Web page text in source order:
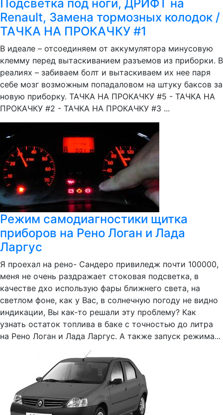
Подсветка под ноги, ДРИФТ на
Renault, Замена тормозных колодок /
ТАЧКА НА ПРОКАЧКУ #1
В идеале – отсоединяем от аккумулятора минусовую
клемму перед вытаскиванием разъемов из приборки. В
реалиях – забиваем болт и вытаскиваем их нее паря
себе мозг возможным попадаловом на штуку баксов за
новую приборку. ТАЧКА НА ПРОКАЧКУ #5 - ТАЧКА НА
ПРОКАЧКУ #2 - ТАЧКА НА ПРОКАЧКУ #3 ...
Режим самодиагностики щитка
приборов на Рено Логан и Лада
Ларгус
Я проехал на рено- Сандеро привиледж почти 100000,
меня не очень раздражает стоковая подсветка, в
качестве дхо использую фары ближнего света, на
светлом фоне, как у Вас, в солнечную погоду не видно
индикации, Вы как-то решали эту проблему? Как
узнать остаток топлива в баке с точностью до литра
на Рено Логан и Лада Ларгус. А также запуск режима...